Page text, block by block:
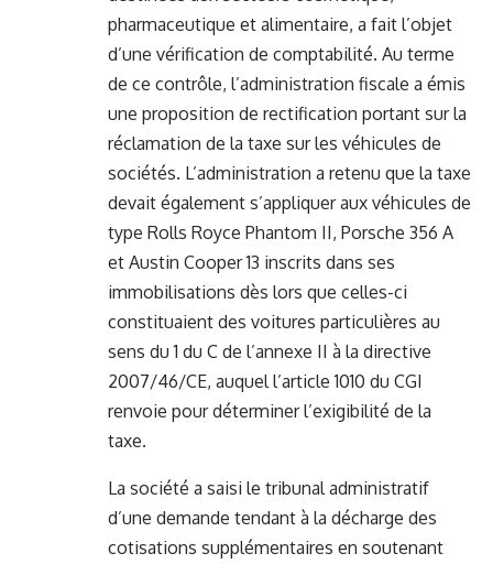
pharmaceutique et alimentaire, a fait l’objet
d’une vérification de comptabilité. Au terme
de ce contrôle, l’administration fiscale a émis
une proposition de rectification portant sur la
réclamation de la taxe sur les véhicules de
sociétés. L’administration a retenu que la taxe
devait également s’appliquer aux véhicules de
type Rolls Royce Phantom II, Porsche 356 A
et Austin Cooper 13 inscrits dans ses
immobilisations dès lors que celles-ci
constituaient des voitures particulières au
sens du 1 du C de l’annexe II à la directive
2007/46/CE, auquel l’article 1010 du CGI
renvoie pour déterminer l’exigibilité de la
taxe.
La société a saisi le tribunal administratif
d’une demande tendant à la décharge des
cotisations supplémentaires en soutenant